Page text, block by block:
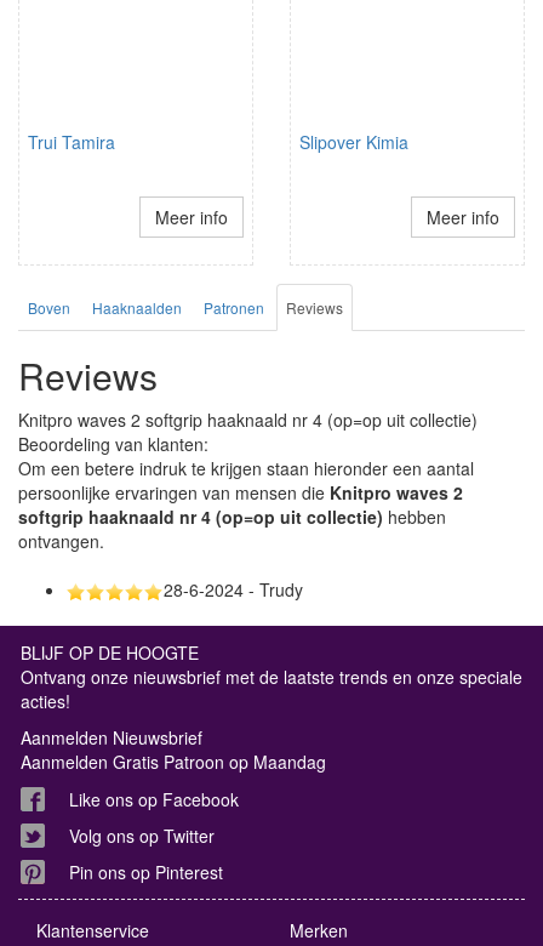
Trui Tamira
Meer info
Slipover Kimia
Meer info
Boven Haaknaalden Patronen Reviews
Reviews
Knitpro waves 2 softgrip haaknaald nr 4 (op=op uit collectie)
Beoordeling van klanten:
Om een betere indruk te krijgen staan hieronder een aantal
persoonlijke ervaringen van mensen die Knitpro waves 2
softgrip haaknaald nr 4 (op=op uit collectie) hebben
ontvangen.
28-6-2024 - Trudy
BLIJF OP DE HOOGTE
Ontvang onze nieuwsbrief met de laatste trends en onze speciale
acties!
Aanmelden Nieuwsbrief
Aanmelden Gratis Patroon op Maandag
Like ons op Facebook
Volg ons op Twitter
Pin ons op Pinterest
Klantenservice
Merken